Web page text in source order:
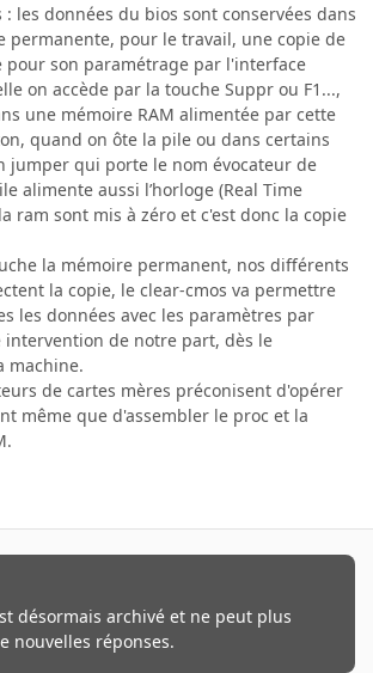
: les données du bios sont conservées dans
permanente, pour le travail, une copie de
pour son paramétrage par l'interface
on accède par la touche Suppr ou F1...,
une mémoire RAM alimentée par cette
quand on ôte la pile ou dans certains
jumper qui porte le nom évocateur de
alimente aussi l’horloge (Real Time
ram sont mis à zéro et c'est donc la copie
la mémoire permanent, nos différents
la copie, le clear-cmos va permettre
les données avec les paramètres par
intervention de notre part, dès le
machine.
de cartes mères préconisent d'opérer
même que d'assembler le proc et la
désormais archivé et ne peut plus
nouvelles réponses.